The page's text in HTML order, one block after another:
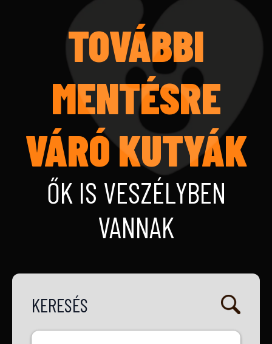
TOVÁBBI
MENTÉSRE
VÁRÓ KUTYÁK
ŐK IS VESZÉLYBEN
VANNAK
KERESÉS
Vármegye